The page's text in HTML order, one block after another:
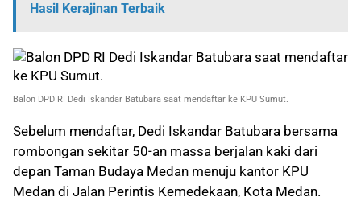
Hasil Kerajinan Terbaik
Balon DPD RI Dedi Iskandar Batubara saat mendaftar ke KPU Sumut.
Sebelum mendaftar, Dedi Iskandar Batubara bersama
rombongan sekitar 50-an massa berjalan kaki dari
depan Taman Budaya Medan menuju kantor KPU
Medan di Jalan Perintis Kemedekaan, Kota Medan.